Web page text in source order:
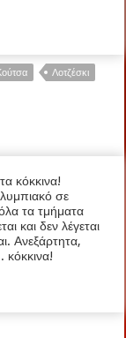
Λοτζέσκι
κόκκινα!
σε
τα τμήματα
και δεν λέγεται
Ανεξάρτητα,
κόκκινα!